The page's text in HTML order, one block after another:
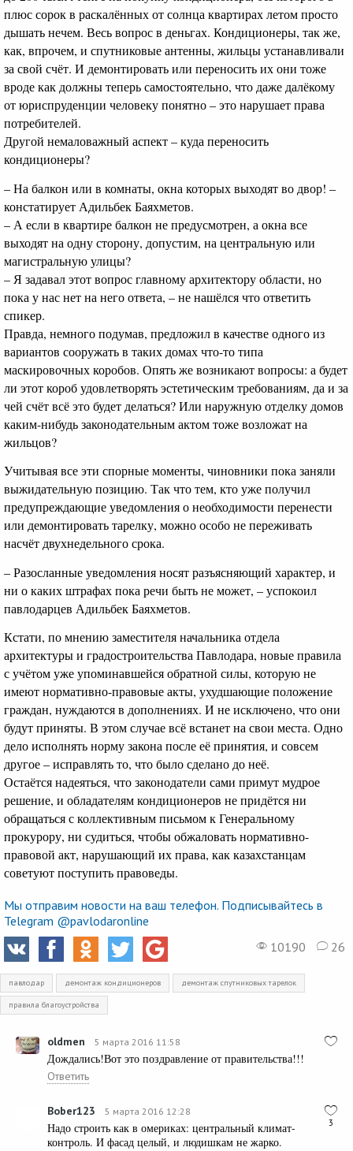
плюс сорок в раскалённых от солнца квартирах летом просто
дышать нечем. Весь вопрос в деньгах. Кондиционеры, так же,
как, впрочем, и спутниковые антенны, жильцы устанавливали
за свой счёт. И демонтировать или переносить их они тоже
вроде как должны теперь самостоятельно, что даже далёкому
от юриспруденции человеку понятно – это нарушает права
потребителей.
Другой немаловажный аспект – куда переносить
кондиционеры?
– На балкон или в комнаты, окна которых выходят во двор! –
констатирует Адильбек Баяхметов.
– А если в квартире балкон не предусмотрен, а окна все
выходят на одну сторону, допустим, на центральную или
магистральную улицы?
– Я задавал этот вопрос главному архитектору области, но
пока у нас нет на него ответа, – не нашёлся что ответить
спикер.
Правда, немного подумав, предложил в качестве одного из
вариантов сооружать в таких домах что-то типа
маскировочных коробов. Опять же возникают вопросы: а будет
ли этот короб удовлетворять эстетическим требованиям, да и за
чей счёт всё это будет делаться? Или наружную отделку домов
каким-нибудь законодательным актом тоже возложат на
жильцов?
Учитывая все эти спорные моменты, чиновники пока заняли
выжидательную позицию. Так что тем, кто уже получил
предупреждающие уведомления о необходимости перенести
или демонтировать тарелку, можно особо не переживать
насчёт двухнедельного срока.
– Разосланные уведомления носят разъясняющий характер, и
ни о каких штрафах пока речи быть не может, – успокоил
павлодарцев Адильбек Баяхметов.
Кстати, по мнению заместителя начальника отдела
архитектуры и градостроительства Павлодара, новые правила
с учётом уже упоминавшейся обратной силы, которую не
имеют нормативно-правовые акты, ухудшающие положение
граждан, нуждаются в дополнениях. И не исключено, что они
будут приняты. В этом случае всё встанет на свои места. Одно
дело исполнять норму закона после её принятия, и совсем
другое – исправлять то, что было сделано до неё.
Остаётся надеяться, что законодатели сами примут мудрое
решение, и обладателям кондиционеров не придётся ни
обращаться с коллективным письмом к Генеральному
прокурору, ни судиться, чтобы обжаловать нормативно-
правовой акт, нарушающий их права, как казахстанцам
советуют поступить правоведы.
Мы отправим новости на ваш телефон. Подписывайтесь в
Telegram @pavlodaronline
10190
26
павлодар демонтаж кондиционеров демонтаж спутниковых тарелок
правила благоустройства
oldmen 5 марта 2016 11:58
Дождались!Вот это поздравление от правительства!!!
Ответить
3
Bober123 5 марта 2016 12:28
Надо строить как в омериках: центральный климат-
контроль. И фасад целый, и людишкам не жарко.